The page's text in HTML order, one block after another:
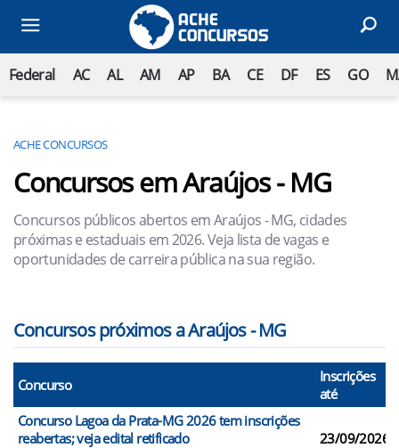
Federal AC AL AM AP BA CE DF ES GO
ACHE CONCURSOS
Concursos em Araújos - MG
Concursos públicos abertos em Araújos - MG, cidades
próximas e estaduais em 2026. Veja lista de vagas e
oportunidades de carreira pública na sua região.
Concursos próximos a Araújos - MG
Concurso
Inscrições
até
Concurso Lagoa da Prata-MG 2026 tem inscrições
reabertas; veja edital retificado
23/09/2026